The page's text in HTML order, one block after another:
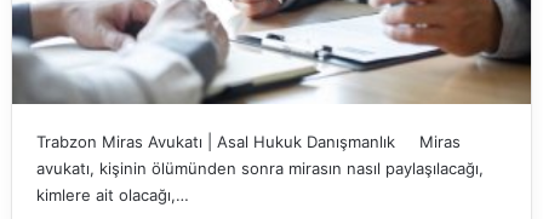
Trabzon Miras Avukatı | Asal Hukuk Danışmanlık Miras
avukatı, kişinin ölümünden sonra mirasın nasıl paylaşılacağı,
kimlere ait olacağı,…